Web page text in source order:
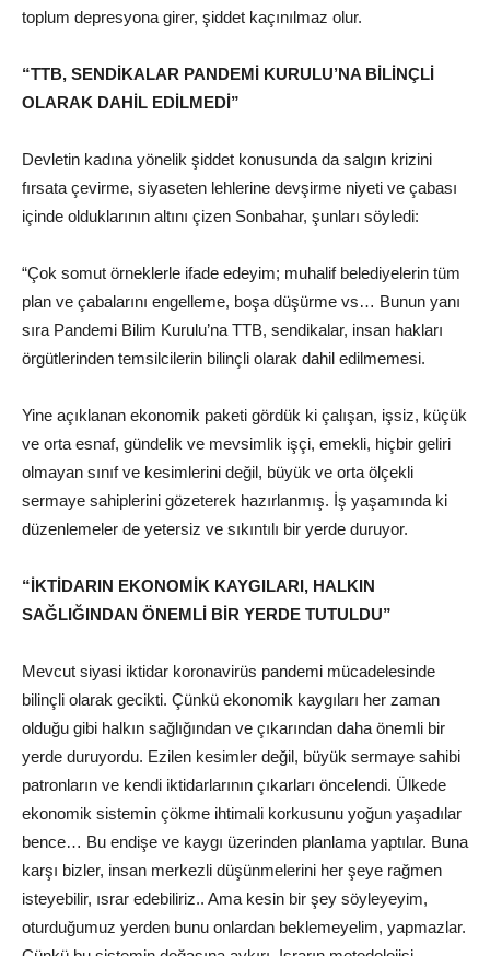
toplum depresyona girer, şiddet kaçınılmaz olur.
“TTB, SENDİKALAR PANDEMİ KURULU’NA BİLİNÇLİ
OLARAK DAHİL EDİLMEDİ”
Devletin kadına yönelik şiddet konusunda da salgın krizini
fırsata çevirme, siyaseten lehlerine devşirme niyeti ve çabası
içinde olduklarının altını çizen Sonbahar, şunları söyledi:
“Çok somut örneklerle ifade edeyim; muhalif belediyelerin tüm
plan ve çabalarını engelleme, boşa düşürme vs… Bunun yanı
sıra Pandemi Bilim Kurulu’na TTB, sendikalar, insan hakları
örgütlerinden temsilcilerin bilinçli olarak dahil edilmemesi.
Yine açıklanan ekonomik paketi gördük ki çalışan, işsiz, küçük
ve orta esnaf, gündelik ve mevsimlik işçi, emekli, hiçbir geliri
olmayan sınıf ve kesimlerini değil, büyük ve orta ölçekli
sermaye sahiplerini gözeterek hazırlanmış. İş yaşamında ki
düzenlemeler de yetersiz ve sıkıntılı bir yerde duruyor.
“İKTİDARIN EKONOMİK KAYGILARI, HALKIN
SAĞLIĞINDAN ÖNEMLİ BİR YERDE TUTULDU”
Mevcut siyasi iktidar koronavirüs pandemi mücadelesinde
bilinçli olarak gecikti. Çünkü ekonomik kaygıları her zaman
olduğu gibi halkın sağlığından ve çıkarından daha önemli bir
yerde duruyordu. Ezilen kesimler değil, büyük sermaye sahibi
patronların ve kendi iktidarlarının çıkarları öncelendi. Ülkede
ekonomik sistemin çökme ihtimali korkusunu yoğun yaşadılar
bence… Bu endişe ve kaygı üzerinden planlama yaptılar. Buna
karşı bizler, insan merkezli düşünmelerini her şeye rağmen
isteyebilir, ısrar edebiliriz.. Ama kesin bir şey söyleyeyim,
oturduğumuz yerden bunu onlardan beklemeyelim, yapmazlar.